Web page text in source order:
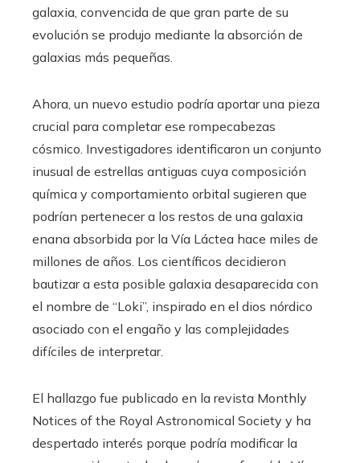
galaxia, convencida de que gran parte de su
evolución se produjo mediante la absorción de
galaxias más pequeñas.
Ahora, un nuevo estudio podría aportar una pieza
crucial para completar ese rompecabezas
cósmico. Investigadores identificaron un conjunto
inusual de estrellas antiguas cuya composición
química y comportamiento orbital sugieren que
podrían pertenecer a los restos de una galaxia
enana absorbida por la Vía Láctea hace miles de
millones de años. Los científicos decidieron
bautizar a esta posible galaxia desaparecida con
el nombre de “Loki”, inspirado en el dios nórdico
asociado con el engaño y las complejidades
difíciles de interpretar.
El hallazgo fue publicado en la revista Monthly
Notices of the Royal Astronomical Society y ha
despertado interés porque podría modificar la